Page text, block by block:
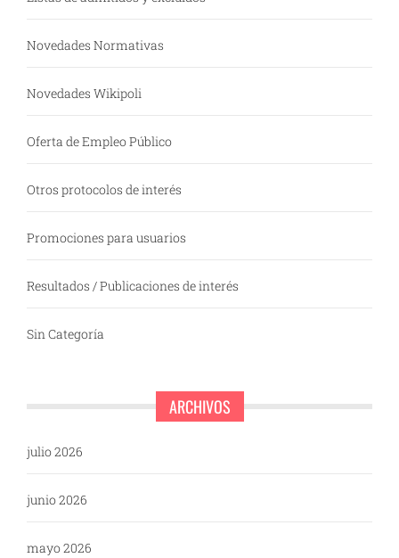
Novedades Normativas
Novedades Wikipoli
Oferta de Empleo Público
Otros protocolos de interés
Promociones para usuarios
Resultados / Publicaciones de interés
Sin Categoría
ARCHIVOS
julio 2026
junio 2026
mayo 2026